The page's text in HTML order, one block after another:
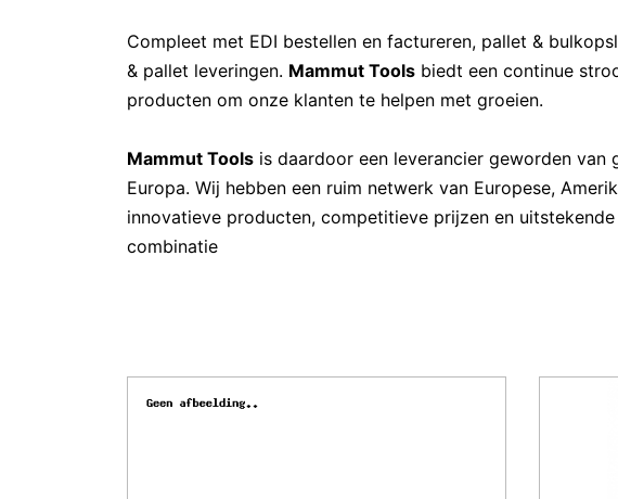
Compleet met EDI bestellen en factureren, pallet &
& pallet leveringen. Mammut Tools biedt een continue
producten om onze klanten te helpen met groeien.
Mammut Tools is daardoor een leverancier geworden
Europa. Wij hebben een ruim netwerk van Europese,
innovatieve producten, competitieve prijzen en
combinatie